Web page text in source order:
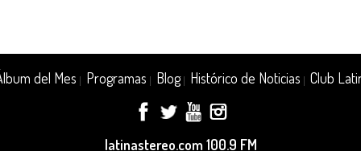
del Mes Programas Blog| Histórico de Noticias Club
latinastereo.com 100.9 FM